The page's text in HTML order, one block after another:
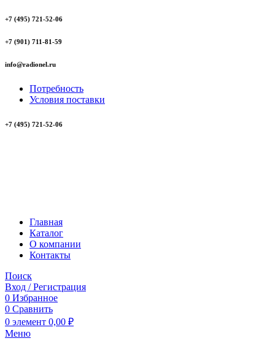
+7 (495) 721-52-06
+7 (901) 711-81-59
info@radionel.ru
Потребность
Условия поставки
+7 (495) 721-52-06
Главная
Каталог
О компании
Контакты
Поиск
Вход / Регистрация
0 Избранное
0 Сравнить
0 элемент 0,00 ₽
Меню